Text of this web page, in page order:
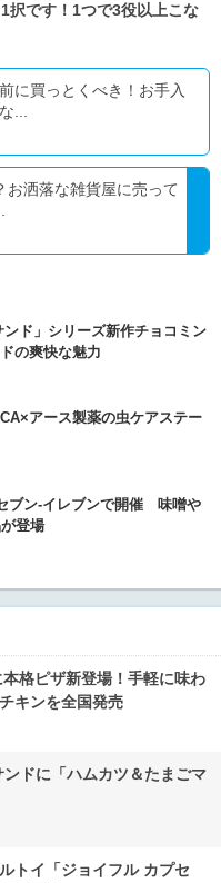
択です！1つで3役以上こな
に買っとくべき！お手入
...
洒落な雑貨屋に売って
ド」シリーズ新作チョコミン
の爽快な魅力
アース製薬の虫ケアステー
ブン-イレブンで開催 味噌や
登場
格ピザ新登場！手軽に味わ
キンを全国発売
ドに「ハムカツ＆たまごマ
トイ「ジョイフル カプセ